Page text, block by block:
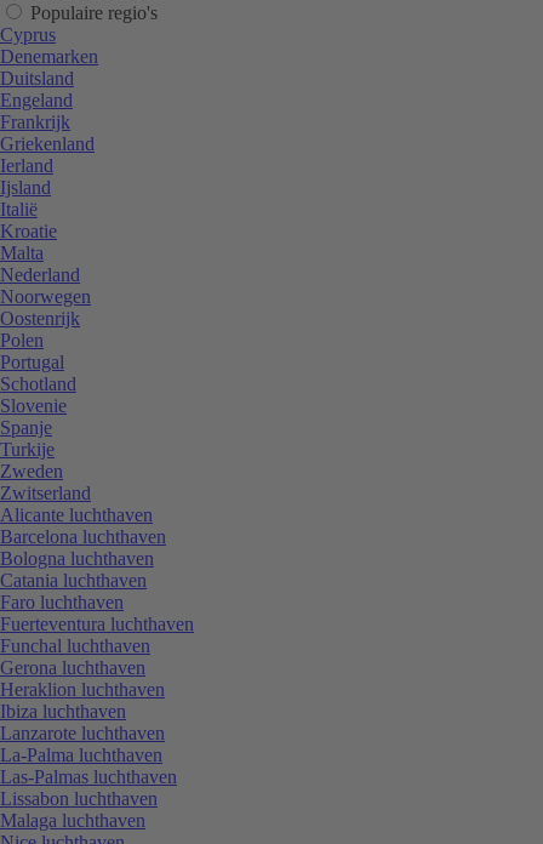
Populaire regio's
Cyprus
Denemarken
Duitsland
Engeland
Frankrijk
Griekenland
Ierland
Ijsland
Italië
Kroatie
Malta
Nederland
Noorwegen
Oostenrijk
Polen
Portugal
Schotland
Slovenie
Spanje
Turkije
Zweden
Zwitserland
Alicante luchthaven
Barcelona luchthaven
Bologna luchthaven
Catania luchthaven
Faro luchthaven
Fuerteventura luchthaven
Funchal luchthaven
Gerona luchthaven
Heraklion luchthaven
Ibiza luchthaven
Lanzarote luchthaven
La-Palma luchthaven
Las-Palmas luchthaven
Lissabon luchthaven
Malaga luchthaven